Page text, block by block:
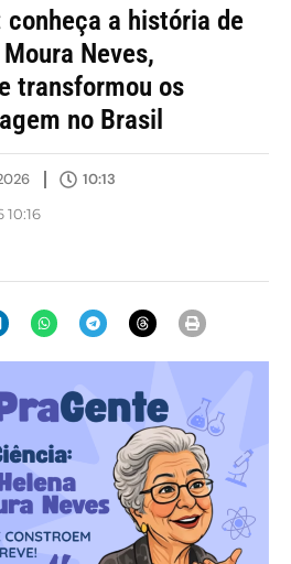
conheça a história de
Neves,
transformou os
no Brasil
10:13